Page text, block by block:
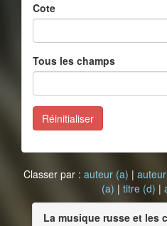
Cote
Tous les champs
Réinitialiser
Classer par : auteur (a) |
(a) | titre (d) |
La musique russe et les